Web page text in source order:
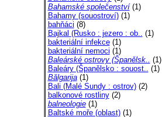
Bahamské společenství(1)
Bahamy (souostroví)(1)
bahňáci (8)
Bajkal (Rusko : jezero : ob.. (1)
bakteriální infekce(1)
bakteriální nemoci (1)
Baleárské ostrovy (Španělsk.. (1)
Baleáry (Španělsko : souost.. (1)
Bălgarija(1)
Bali (Malé Sundy : ostrov)(2)
balkonové rostliny(2)
balneologie(1)
Baltské moře (oblast)(1)